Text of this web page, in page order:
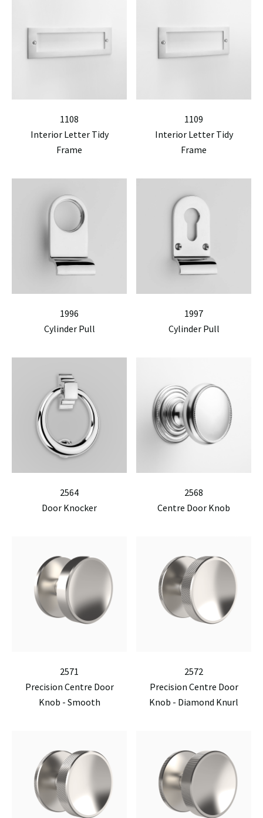
1108
Interior Letter Tidy
Frame
1109
Interior Letter Tidy
Frame
1996
Cylinder Pull
1997
Cylinder Pull
2564
Door Knocker
2568
Centre Door Knob
2571
Precision Centre Door
Knob - Smooth
2572
Precision Centre Door
Knob - Diamond Knurl